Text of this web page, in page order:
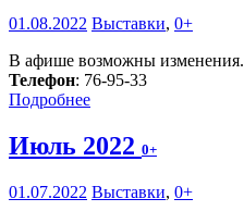
01.08.2022 Выставки, 0+
В афише возможны изменения.
Телефон: 76-95-33
Подробнее
Июль 2022 0+
01.07.2022 Выставки, 0+